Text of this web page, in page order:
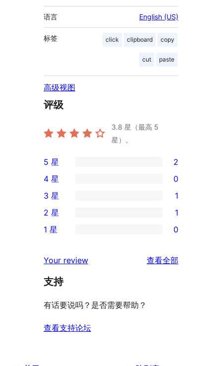
语言 English (US)
标签 click clipboard copy
cut paste
高级视图
评级
3.8 星（最高 5
星）。
2
条
5
星
评
5 星 2
条
4
星
价
4 星 0
1
条
3
评
价
3 星 1
条
星
评
2 星 1
1
星
价
1 星 0
Your review 查看全部
支持
有话要说吗？是否需要帮助？
查看支持论坛